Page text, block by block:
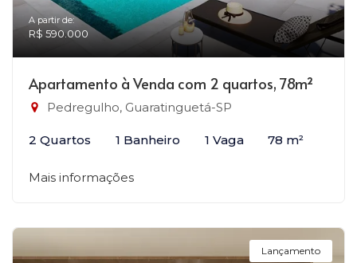
A partir de:
R$ 590.000
Apartamento à Venda com 2 quartos, 78m²
Pedregulho, Guaratinguetá-SP
2 Quartos 1 Banheiro 1 Vaga 78 m²
Mais informações
Lançamento